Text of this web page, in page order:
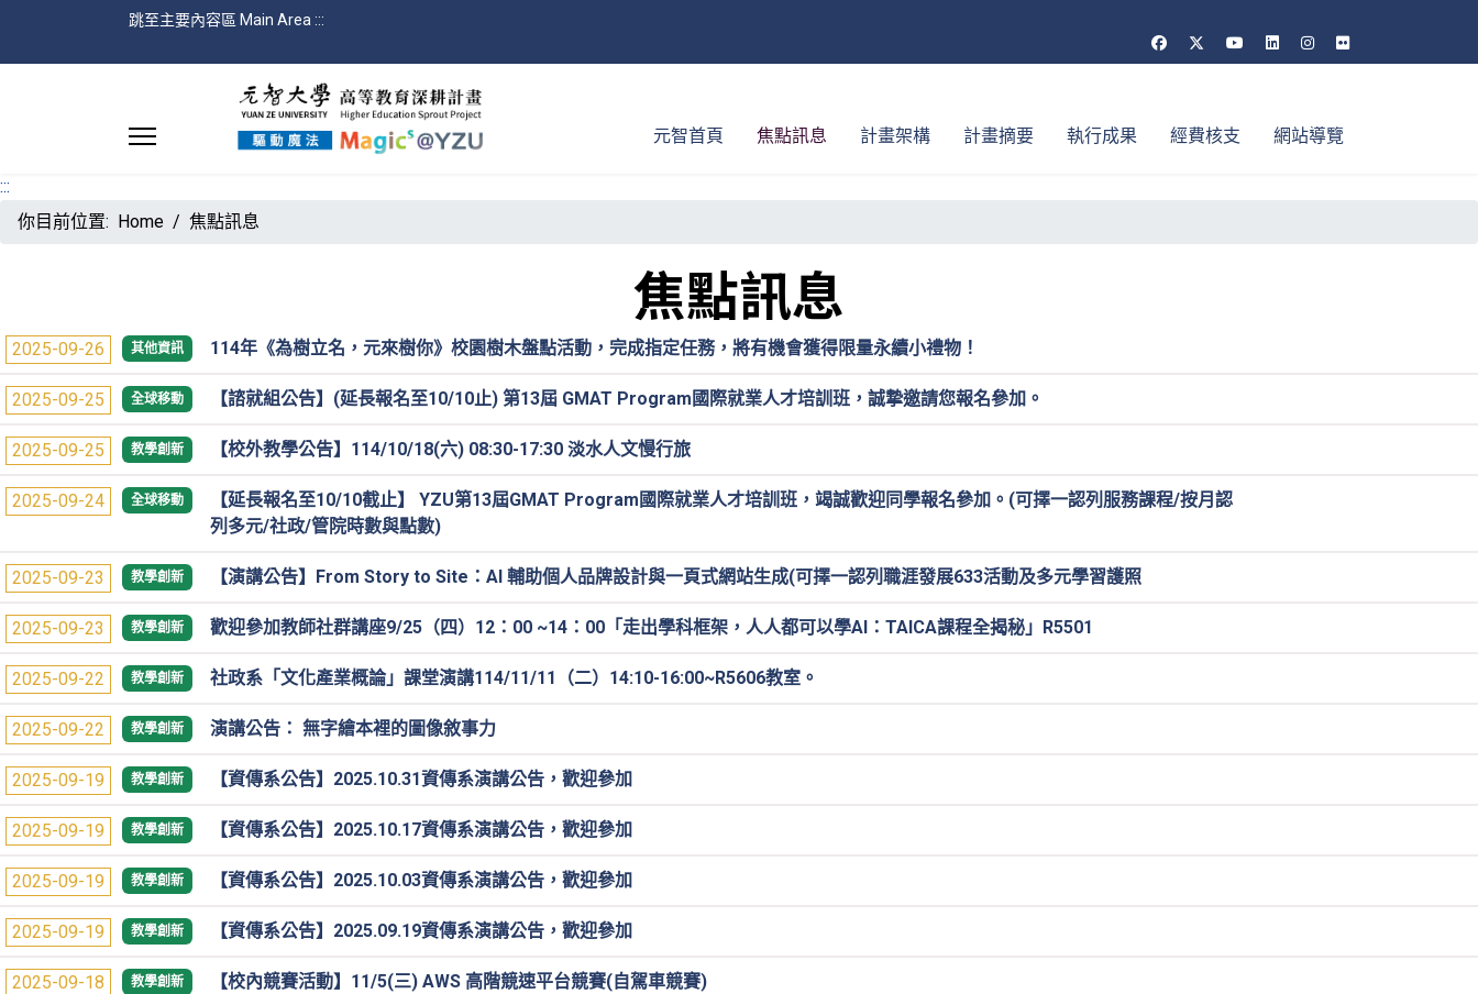
跳至主要內容區 Main Area :::
元智首頁 焦點訊息 計畫架構 計畫摘要 執行成果 經費核支 網站導覽
:::
你目前位置: Home 焦點訊息
焦點訊息
2025-09-26 其他資訊 114年《為樹立名，元來樹你》校園樹木盤點活動，完成指定任務，將有機會獲得限量永續小禮物！
2025-09-25 全球移動 【諮就組公告】(延長報名至10/10止) 第13屆 GMAT Program國際就業人才培訓班，誠摯邀請您報名參加。
2025-09-25 教學創新 【校外教學公告】114/10/18(六) 08:30-17:30 淡水人文慢行旅
2025-09-24 全球移動
【延長報名至10/10截止】 YZU第13屆GMAT Program國際就業人才培訓班，竭誠歡迎同學報名參加。(可擇一認列服務課程/按月認
列多元/社政/管院時數與點數)
2025-09-23 教學創新 【演講公告】From Story to Site：AI 輔助個人品牌設計與一頁式網站生成(可擇一認列職涯發展633活動及多元學習護照
2025-09-23 教學創新 歡迎參加教師社群講座9/25（四）12：00 ~14：00「走出學科框架，人人都可以學AI：TAICA課程全揭秘」R5501
2025-09-22 教學創新 社政系「文化產業概論」課堂演講114/11/11（二）14:10-16:00~R5606教室。
2025-09-22 教學創新 演講公告： 無字繪本裡的圖像敘事力
2025-09-19 教學創新 【資傳系公告】2025.10.31資傳系演講公告，歡迎參加
2025-09-19 教學創新 【資傳系公告】2025.10.17資傳系演講公告，歡迎參加
2025-09-19 教學創新 【資傳系公告】2025.10.03資傳系演講公告，歡迎參加
2025-09-19 教學創新 【資傳系公告】2025.09.19資傳系演講公告，歡迎參加
2025-09-18 教學創新 【校內競賽活動】11/5(三) AWS 高階競速平台競賽(自駕車競賽)